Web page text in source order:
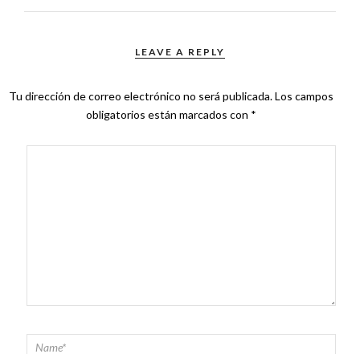
LEAVE A REPLY
Tu dirección de correo electrónico no será publicada.Los campos
obligatorios están marcados con *